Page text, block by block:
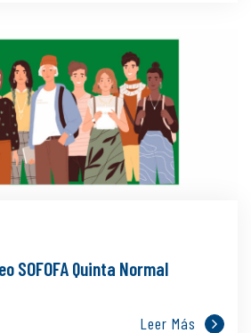
SOFOFA Quinta Normal
Leer Más